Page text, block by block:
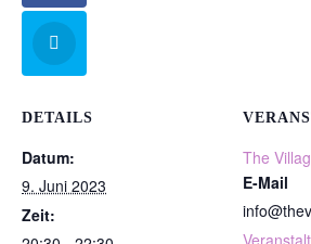
DETAILS
Datum:
9. Juni 2023
Zeit:
The
E-Mail